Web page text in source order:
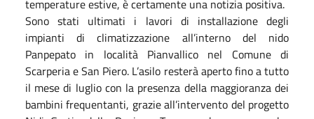
temperature estive, è certamente una notizia positiva.
Sono stati ultimati i lavori di installazione degli
impianti di climatizzazione all’interno del nido
Panpepato in località Pianvallico nel Comune di
Scarperia e San Piero. L’asilo resterà aperto fino a tutto
il mese di luglio con la presenza della maggioranza dei
bambini frequentanti, grazie all’intervento del progetto